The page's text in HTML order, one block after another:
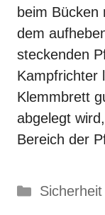
beim Bücken
dem
steckenden
Kampfrichter
Klemmbrett
abgelegt
Bereich der
Kategorien
Sicherheit